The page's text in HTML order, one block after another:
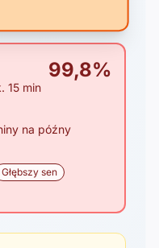
15 min
99,8%
na późny
Głębszy sen